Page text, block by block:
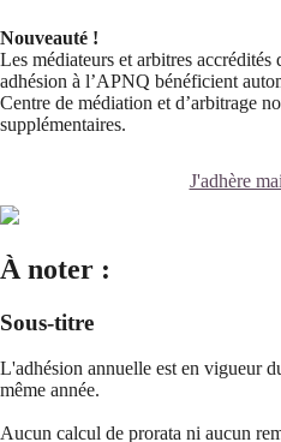
Nouveauté !
Les médiateurs et arbitres
adhésion à l’APNQ bénéficient
Centre de médiation et d’arbitrage
supplémentaires.
J'adhère
À noter :
Sous-titre
L'adhésion annuelle est en vigueur
même année.
Aucun calcul de prorata ni aucun